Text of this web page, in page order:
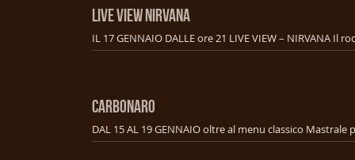
LIVE VIEW NIRVANA
CARBONARO